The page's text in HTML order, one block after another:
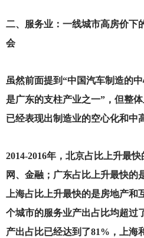
二、服务业：一线城市高房价下
会
虽然前面提到“中国汽车制造的
是广东的支柱产业之一”，但整
已经表现出制造业的空心化和中
2014-2016年，北京占比上升最
网、金融；广东占比上升最快的
上海占比上升最快的是房地产和
个城市的服务业产出占比均超过
产出占比已经达到了81%，上海